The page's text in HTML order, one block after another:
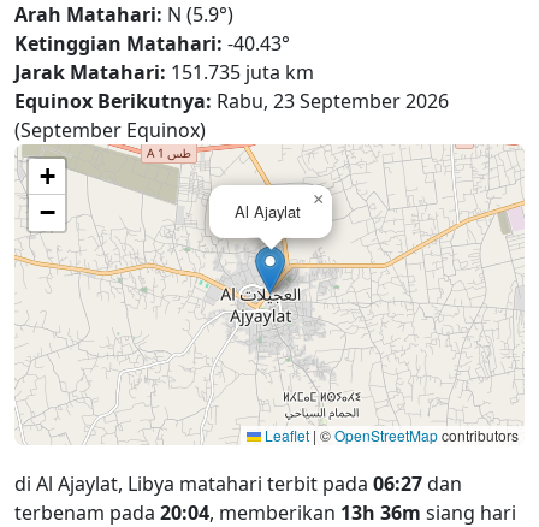
Arah Matahari: N (5.9°)
Ketinggian Matahari: -40.43°
Jarak Matahari: 151.735 juta km
Equinox Berikutnya: Rabu, 23 September 2026
(September Equinox)
Al Ajaylat
×
+
−
Leaflet | ©OpenStreetMapcontributors
di Al Ajaylat, Libya matahari terbit pada 06:27dan
terbenam pada 20:04, memberikan 13h 36m siang hari